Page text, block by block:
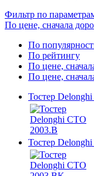
Фильтр по
По цене, сначала
По
По рейтингу
По цене,
По цене,
Тостер
Тостер